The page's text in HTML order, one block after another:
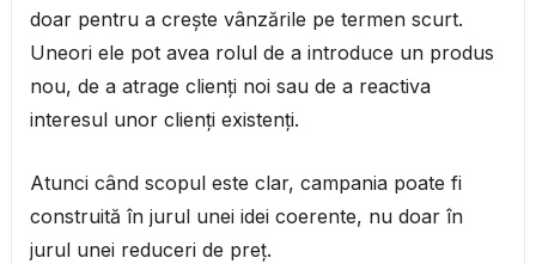
doar pentru a crește vânzările pe termen scurt.
Uneori ele pot avea rolul de a introduce un produs
nou, de a atrage clienți noi sau de a reactiva
interesul unor clienți existenți.
Atunci când scopul este clar, campania poate fi
construită în jurul unei idei coerente, nu doar în
jurul unei reduceri de preț.